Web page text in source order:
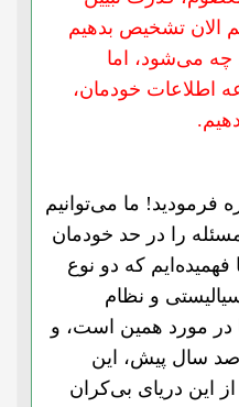
الان تشخیص بدهیم
می‌شود، اما
اطلاعات خودمان،
فرمودید! ما می‌توانیم
مسئله را در حد خودمان
فهمیده‌ایم که دو نوع
و نظام
در مورد همین است، و
سال پیش، این
از این دریای بی‌کران